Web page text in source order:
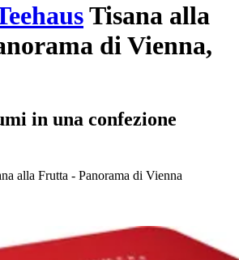
Tisana alla
di Vienna,
in una confezione
alla Frutta - Panorama di Vienna